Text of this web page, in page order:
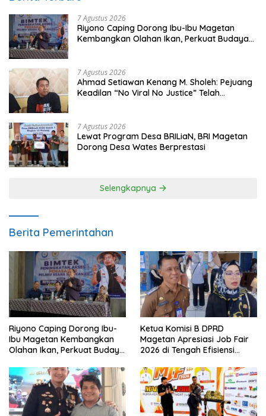
7 Agustus 2026
Riyono Caping Dorong Ibu-Ibu Magetan
Kembangkan Olahan Ikan, Perkuat Budaya
7 Agustus 2026
Ahmad Setiawan Kenang M. Sholeh: Pejuang
Keadilan “No Viral No Justice” Telah
7 Agustus 2026
Lewat Program Desa BRILiaN, BRI Magetan
Dorong Desa Wates Berprestasi
Selengkapnya
Berita Pemerintahan
Riyono Caping Dorong Ibu-
Ibu Magetan Kembangkan
Olahan Ikan, Perkuat Budaya
Ketua Komisi B DPRD
Magetan Apresiasi Job Fair
2026 di Tengah Efisiensi